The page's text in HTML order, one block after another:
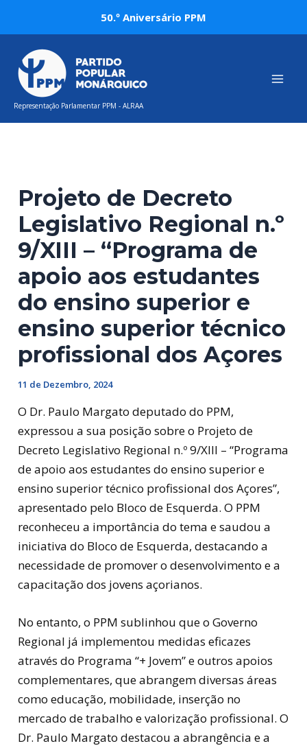
content
50.º Aniversário PPM
Representação Parlamentar PPM - ALRAA
Projeto de Decreto
Legislativo Regional n.º
9/XIII – “Programa de
apoio aos estudantes
do ensino superior e
ensino superior técnico
profissional dos Açores
11 de Dezembro, 2024
O Dr. Paulo Margato deputado do PPM,
expressou a sua posição sobre o Projeto de
Decreto Legislativo Regional n.º 9/XIII – “Programa
de apoio aos estudantes do ensino superior e
ensino superior técnico profissional dos Açores”,
apresentado pelo Bloco de Esquerda. O PPM
reconheceu a importância do tema e saudou a
iniciativado Bloco de Esquerda, destacando a
necessidade de promover o desenvolvimento e a
capacitação dos jovens açorianos.
No entanto, o PPM sublinhou que o Governo
Regional já implementou medidas eficazes
através do Programa “+ Jovem” e outros apoios
complementares, que abrangem diversas áreas
como educação, mobilidade, inserção no
mercado de trabalho e valorização profissional. O
Dr. Paulo Margato destacou a abrangência e a